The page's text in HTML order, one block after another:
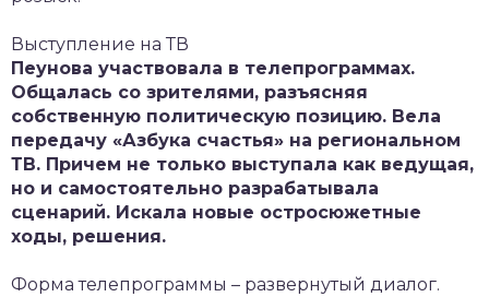
Выступление на ТВ
Пеунова участвовала в телепрограммах.
Общалась со зрителями, разъясняя
собственную политическую позицию. Вела
передачу «Азбука счастья» на региональном
ТВ. Причем не только выступала как ведущая,
но и самостоятельно разрабатывала
сценарий. Искала новые остросюжетные
ходы, решения.
Форма телепрограммы – развернутый диалог.